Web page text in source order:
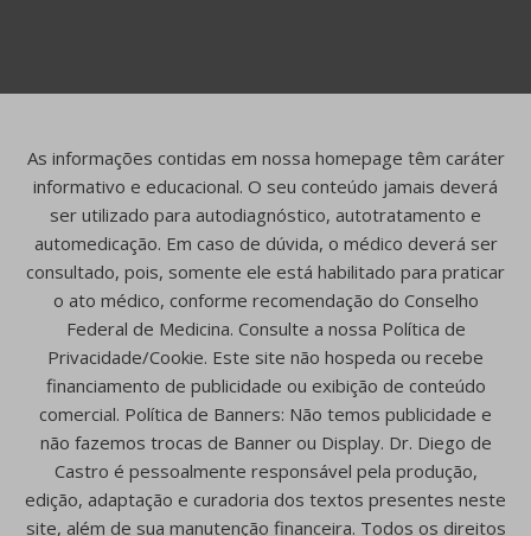
As informações contidas em nossa homepage têm caráter
informativo e educacional. O seu conteúdo jamais deverá
ser utilizado para autodiagnóstico, autotratamento e
automedicação. Em caso de dúvida, o médico deverá ser
consultado, pois, somente ele está habilitado para praticar
o ato médico, conforme recomendação do Conselho
Federal de Medicina. Consulte a nossa Política de
Privacidade/Cookie. Este site não hospeda ou recebe
financiamento de publicidade ou exibição de conteúdo
comercial. Política de Banners: Não temos publicidade e
não fazemos trocas de Banner ou Display. Dr. Diego de
Castro é pessoalmente responsável pela produção,
edição, adaptação e curadoria dos textos presentes neste
site, além de sua manutenção financeira. Todos os direitos